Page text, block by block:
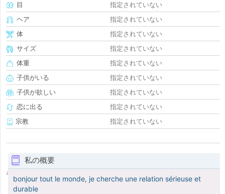
目
指定されていない
ヘア
指定されていない
体
指定されていない
サイズ
指定されていない
体重
指定されていない
子供がいる
指定されていない
子供が欲しい
指定されていない
恋に出る
指定されていない
宗教
指定されていない
私の概要
bonjour tout le monde, je cherche une relation sérieuse et
durable